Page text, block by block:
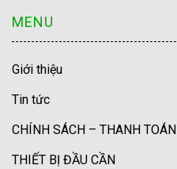
MENU
Giới thiệu
Tin tức
CHÍNH SÁCH – THANH TOÁN
THIẾT BỊ ĐẦU CẦN